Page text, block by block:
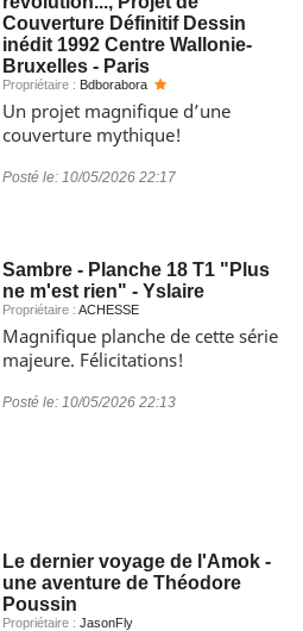
Couverture Définitif Dessin
inédit 1992 Centre Wallonie-
Bruxelles - Paris
Propriétaire : Bdborabora
Un projet magnifique d’une
couverture mythique!
Posté le: 10/05/2026 22:17
Sambre - Planche 18 T1 "Plus
ne m'est rien" - Yslaire
Propriétaire : ACHESSE
Magnifique planche de cette série
majeure. Félicitations!
Posté le: 10/05/2026 22:13
Le dernier voyage de l'Amok -
une aventure de Théodore
Poussin
Propriétaire : JasonFly